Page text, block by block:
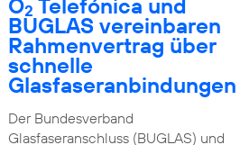
O2 Telefónica und
BUGLAS vereinbaren
Rahmenvertrag über
schnelle
Glasfaseranbindungen
Der Bundesverband
Glasfaseranschluss (BUGLAS) und